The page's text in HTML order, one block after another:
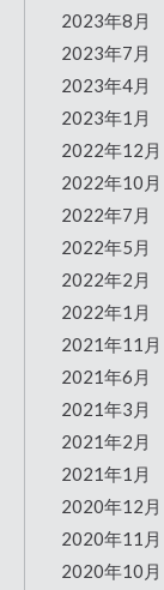
2023年8月
2023年7月
2023年4月
2023年1月
2022年12月
2022年10月
2022年7月
2022年5月
2022年2月
2022年1月
2021年11月
2021年6月
2021年3月
2021年2月
2021年1月
2020年12月
2020年11月
2020年10月